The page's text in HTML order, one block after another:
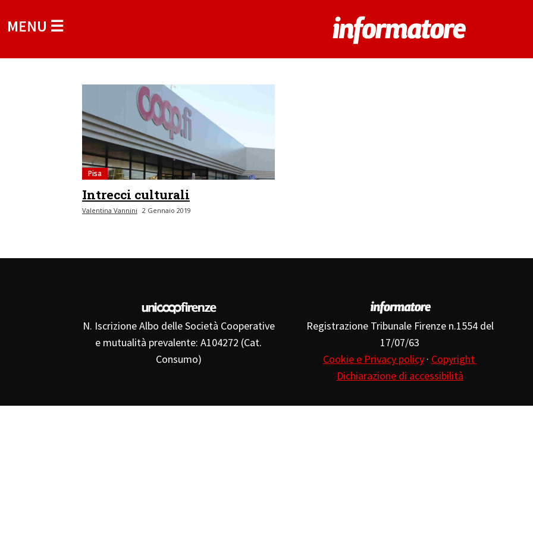
MENU ☰
Pisa
Intrecci culturali
Valentina Vannini 2 Gennaio 2019
N. Iscrizione Albo delle Società Cooperative
e mutualità prevalente: A104272 (Cat.
Consumo)
Registrazione Tribunale Firenze n.1554 del
17/07/63
Cookie e Privacy policy· Copyright
Dichiarazione di accessibilità